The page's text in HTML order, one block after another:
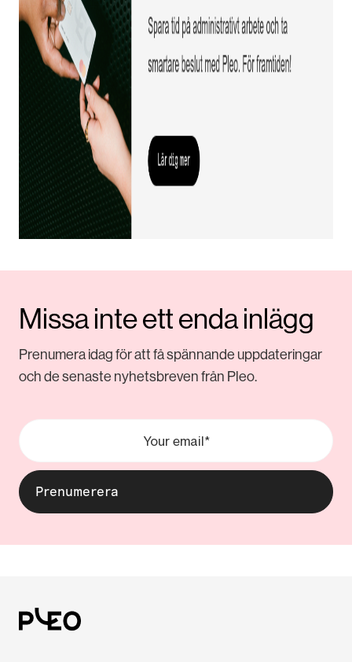
Missa inte ett enda inlägg
Prenumera idag för att få spännande uppdateringar
och de senaste nyhetsbreven från Pleo.